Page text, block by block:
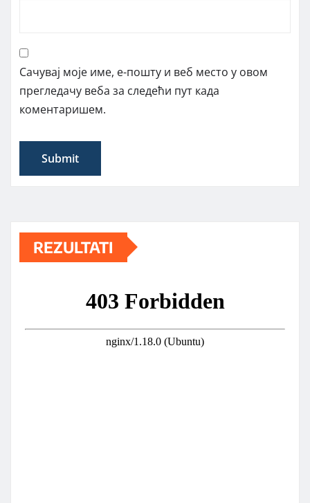
Сачувај моје име, е-пошту и веб место у овом
прегледачу веба за следећи пут када
коментаришем.
REZULTATI